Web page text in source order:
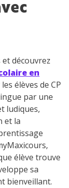
découvrez
en
élèves de CP
par une
ludiques,
et la
élève trouve
sa
bienveillant.